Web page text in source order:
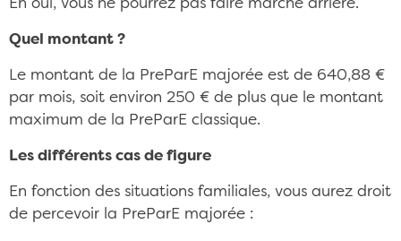
Eh oui, vous ne pourrez pas faire marche arrière.
Quel montant ?
Le montant de la PreParE majorée est de 640,88 €
par mois, soit environ 250 € de plus que le montant
maximum de la PreParE classique.
Les différents cas de figure
En fonction des situations familiales, vous aurez droit
de percevoir la PreParE majorée :